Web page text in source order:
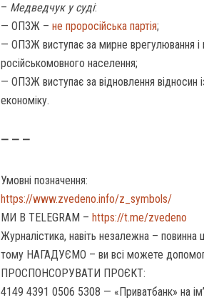
– Медведчук у суді:
— ОПЗЖ – не проросійська партія;
— ОПЗЖ виступає за мирне врегулювання і
російськомовного населення;
— ОПЗЖ виступає за відновлення
економіку.
— — —
Умовні позначення:
https://www.zvedeno.info/z_symbols/
МИ В TELEGRAM – https://t.me/zvedeno
Журналістика, навіть незалежна – повинна
тому НАГАДУЄМО – ви всі можете
ПРОСПОНСОРУВАТИ ПРОЄКТ:
4149 4391 0506 5308 — «Приватбанк» на